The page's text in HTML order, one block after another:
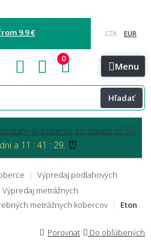
9.9 €
Kontakt Menu
Hľadať
0
aj koberce so zľavou až 50
a 11 : 41 : 27. ⏰
Výpredaj podlahových
Výpredaj metrážnych
metrážnych kobercov Eton
Porovnat Do obľúbených